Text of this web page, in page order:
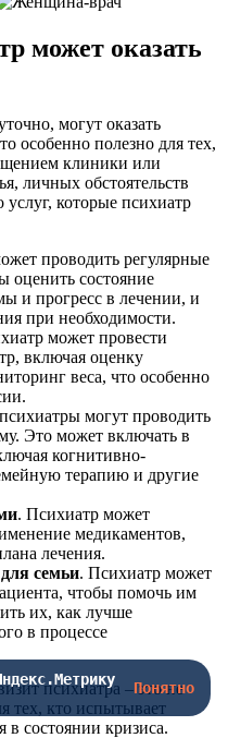
может оказать
могут оказать
особенно полезно для тех,
клиники или
личных обстоятельств
которые психиатр
проводить регулярные
оценить состояние
и прогресс в лечении, и
при необходимости.
может провести
включая оценку
веса, что особенно
могут проводить
Это может включать в
когнитивно-
терапию и другие
. Психиатр может
медикаментов,
лечения.
семьи. Психиатр может
чтобы помочь им
их, как лучше
в процессе
психиатра – это не
тех, кто испытывает
состоянии кризиса.
Понятно